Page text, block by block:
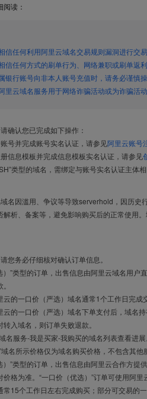
读：
信任何利用阿里云域名交易规则漏洞进行交
信任何方式的刷单行为、网络兼职或刷单返利
银行账号向非本人账号充值时，请务必谨慎操
里云域名服务用于网络诈骗活动或为诈骗活动
确认您已完成如下操作：
号并完成账号实名认证，请参见阿里云账号
信息模板并完成信息模板实名认证，请参见
类型的域名，需绑定与账号实名认证主体相
名因滥用、争议等导致serverhold，因历
解析、备案等，避免影响购买后的正常使用
您务必仔细核对确认订单信息。
）”类型的订单，出售信息由阿里云域名用
的一口价（严选）域名通常1个工作日完成
云的一口价（严选）域名下单支付后，域名
入域名，则订单失败退款。
名服务-我是买家-我购买的域名列表查看进
域名所示价格仅为域名购买价格，不包含其
）”类型的订单，出售信息由阿里云合作方
价格为准。“一口价（优选）”订单可使用阿
常15个工作日左右完成购买；部分可交易的